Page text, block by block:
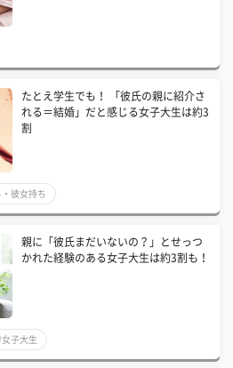
たとえ学生でも！ 「彼氏の親に紹介さ
れる＝結婚」だと感じる女子大生は約3
割
彼女持ち
親に「彼氏まだいないの？」とせっつ
かれた経験のある女子大生は約3割も！
女子大生